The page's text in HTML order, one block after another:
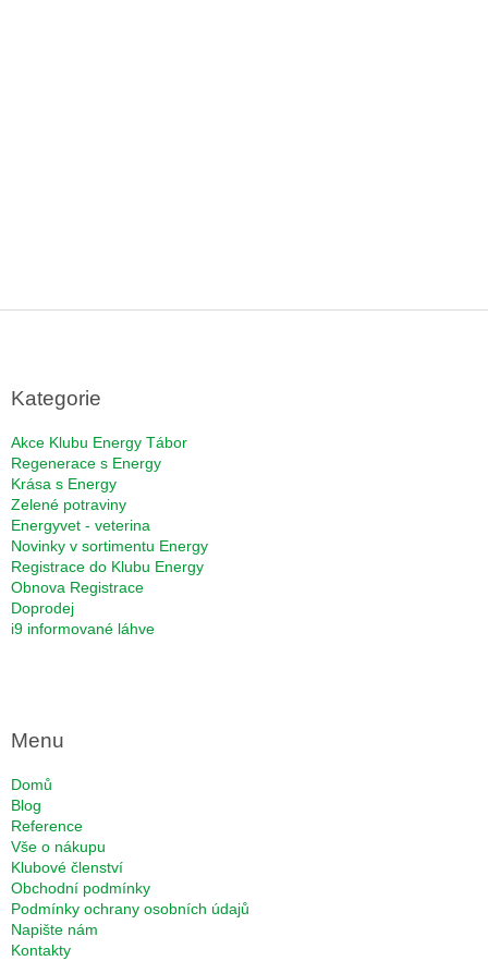
Kategorie
Akce Klubu Energy Tábor
Regenerace s Energy
Krása s Energy
Zelené potraviny
Energyvet - veterina
Novinky v sortimentu Energy
Registrace do Klubu Energy
Obnova Registrace
Doprodej
i9 informované láhve
Menu
Domů
Blog
Reference
Vše o nákupu
Klubové členství
Obchodní podmínky
Podmínky ochrany osobních údajů
Napište nám
Kontakty